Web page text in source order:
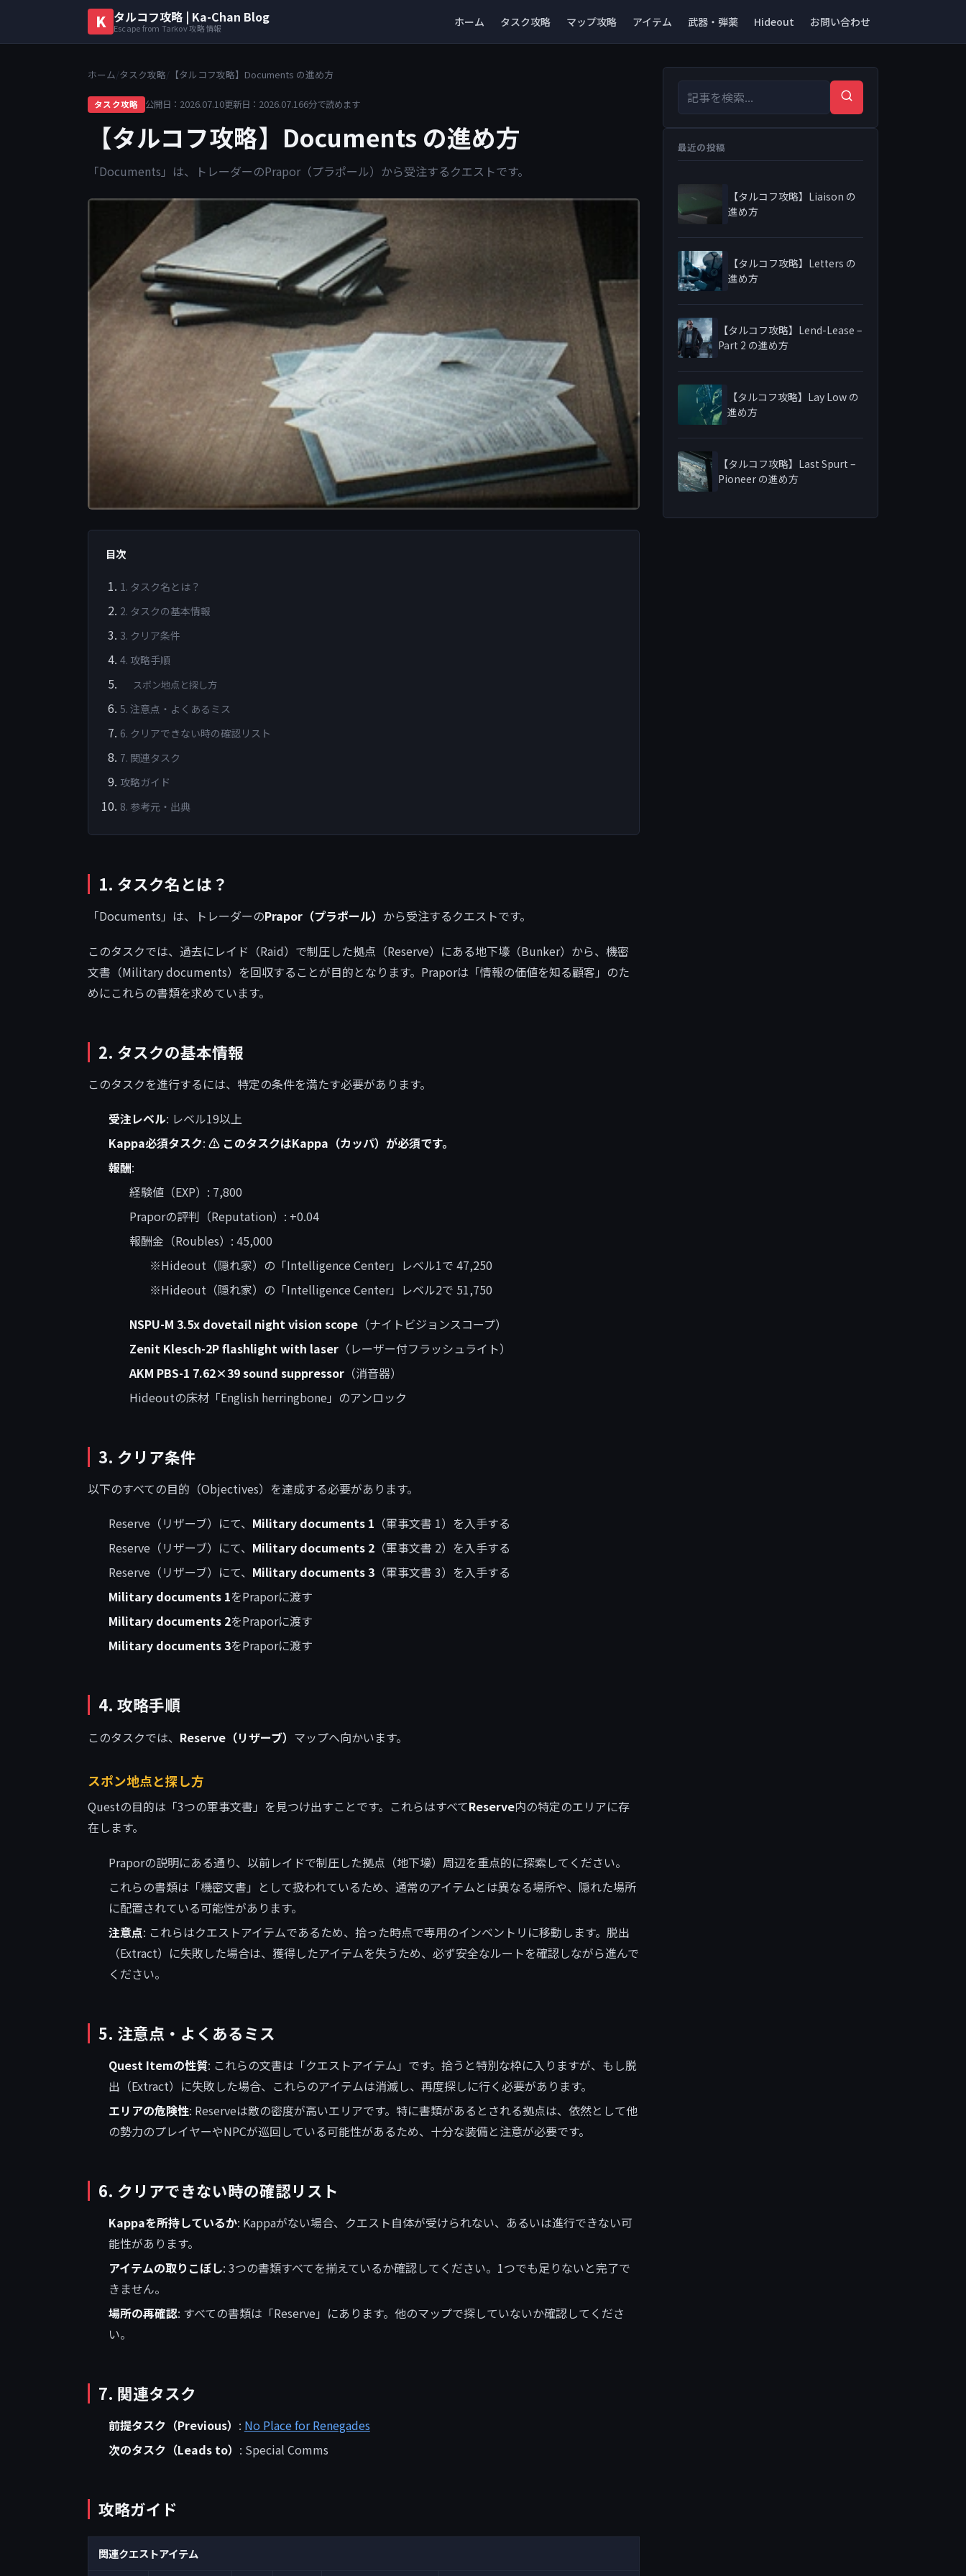
K タルコフ攻略 | Ka-Chan Blog
Escape from Tarkov 攻略情報 ホーム タスク攻略 マップ攻略 アイテム 武器・弾薬 Hideout お問い合わせ
ホーム/タスク攻略/ 【タルコフ攻略】Documents の進め方
タスク攻略 公開日：2026.07.10更新日：2026.07.166分で読めます
【タルコフ攻略】Documents の進め方
「Documents」は、トレーダーのPrapor（プラポール）から受注するクエストです。
目次
1. タスク名とは？
2. タスクの基本情報
3. クリア条件
4. 攻略手順
スポン地点と探し方
5. 注意点・よくあるミス
6. クリアできない時の確認リスト
7. 関連タスク
攻略ガイド
8. 参考元・出典
1. タスク名とは？
「Documents」は、トレーダーのPrapor（プラポール） から受注するクエストです。
このタスクでは、過去にレイド（Raid）で制圧した拠点（Reserve）にある地下壕（Bunker）から、機密
文書（Military documents）を回収することが目的となります。Praporは「情報の価値を知る顧客」のた
めにこれらの書類を求めています。
2. タスクの基本情報
このタスクを進行するには、特定の条件を満たす必要があります。
受注レベル: レベル19以上
Kappa必須タスク: ⚠️ このタスクはKappa（カッパ）が必須です。
報酬:
経験値（EXP）: 7,800
Praporの評判（Reputation）: +0.04
報酬金（Roubles）: 45,000
※Hideout（隠れ家）の「Intelligence Center」レベル1で 47,250
※Hideout（隠れ家）の「Intelligence Center」レベル2で 51,750
NSPU-M 3.5x dovetail night vision scope（ナイトビジョンスコープ）
Zenit Klesch-2P flashlight with laser（レーザー付フラッシュライト）
AKM PBS-1 7.62×39 sound suppressor（消音器）
Hideoutの床材「English herringbone」のアンロック
3. クリア条件
以下のすべての目的（Objectives）を達成する必要があります。
Reserve（リザーブ）にて、 Military documents 1 （軍事文書 1）を入手する
Reserve（リザーブ）にて、 Military documents 2（軍事文書 2）を入手する
Reserve（リザーブ）にて、 Military documents 3（軍事文書 3）を入手する
Military documents 1をPraporに渡す
Military documents 2をPraporに渡す
Military documents 3をPraporに渡す
4. 攻略手順
このタスクでは、 Reserve（リザーブ） マップへ向かいます。
スポン地点と探し方
Questの目的は「3つの軍事文書」を見つけ出すことです。これらはすべてReserve内の特定のエリアに存
在します。
Praporの説明にある通り、以前レイドで制圧した拠点（地下壕）周辺を重点的に探索してください。
これらの書類は「機密文書」として扱われているため、通常のアイテムとは異なる場所や、隠れた場所
に配置されている可能性があります。
注意点: これらはクエストアイテムであるため、拾った時点で専用のインベントリに移動します。脱出
（Extract）に失敗した場合は、獲得したアイテムを失うため、必ず安全なルートを確認しながら進んで
ください。
5. 注意点・よくあるミス
Quest Itemの性質: これらの文書は「クエストアイテム」です。拾うと特別な枠に入りますが、もし脱
出（Extract）に失敗した場合、これらのアイテムは消滅し、再度探しに行く必要があります。
エリアの危険性: Reserveは敵の密度が高いエリアです。特に書類があるとされる拠点は、依然として他
の勢力のプレイヤーやNPCが巡回している可能性があるため、十分な装備と注意が必要です。
6. クリアできない時の確認リスト
Kappaを所持しているか: Kappaがない場合、クエスト自体が受けられない、あるいは進行できない可
能性があります。
アイテムの取りこぼし: 3つの書類すべてを揃えているか確認してください。1つでも足りないと完了で
きません。
場所の再確認: すべての書類は「Reserve」にあります。他のマップで探していないか確認してくださ
い。
7. 関連タスク
前提タスク（Previous） : No Place for Renegades
次のタスク（Leads to） : Special Comms
攻略ガイド
関連クエストアイテム
検索キーワード
最近の投稿
【タルコフ攻略】Liaison の
進め方
【タルコフ攻略】Letters の
進め方
【タルコフ攻略】Lend-Lease –
Part 2 の進め方
【タルコフ攻略】Lay Low の
進め方
【タルコフ攻略】Last Spurt –
Pioneer の進め方